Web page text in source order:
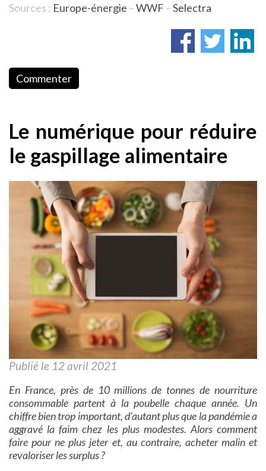
Sources : Europe-énergie –WWF –Selectra
Commenter
Le numérique pour réduire
le gaspillage alimentaire
Publié le 12 avril 2021
En France, près de 10 millions de tonnes de nourriture
consommable partent à la poubelle chaque année. Un
chiffre bien trop important, d’autant plus que la pandémie a
aggravé la faim chez les plus modestes. Alors comment
faire pour ne plus jeter et, au contraire, acheter malin et
revaloriser les surplus ?